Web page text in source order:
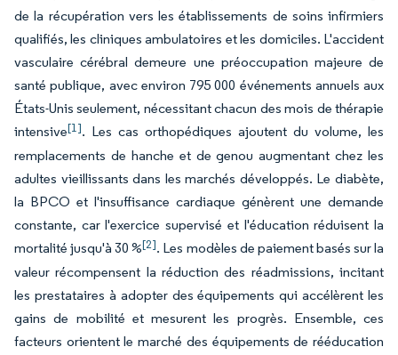
de la récupération vers les établissements de soins infirmiers
qualifiés, les cliniques ambulatoires et les domiciles. L'accident
vasculaire cérébral demeure une préoccupation majeure de
santé publique, avec environ 795 000 événements annuels aux
États-Unis seulement, nécessitant chacun des mois de thérapie
intensive[1]. Les cas orthopédiques ajoutent du volume, les
remplacements de hanche et de genou augmentant chez les
adultes vieillissants dans les marchés développés. Le diabète,
la BPCO et l'insuffisance cardiaque génèrent une demande
constante, car l'exercice supervisé et l'éducation réduisent la
mortalité jusqu'à 30 %[2]. Les modèles de paiement basés sur la
valeur récompensent la réduction des réadmissions, incitant
les prestataires à adopter des équipements qui accélèrent les
gains de mobilité et mesurent les progrès. Ensemble, ces
facteurs orientent le marché des équipements de rééducation